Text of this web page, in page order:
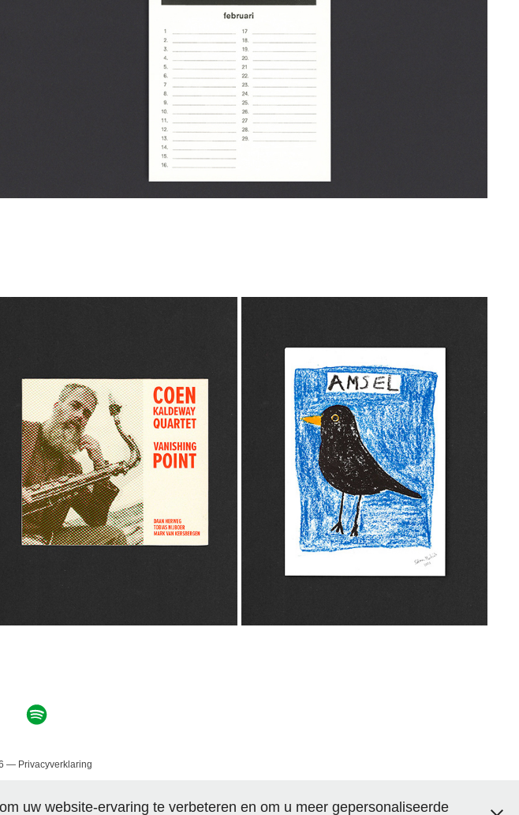
COEN KALDEWAY QUARTET
2021
AMSEL
2021
— Privacyverklaring
uw website-ervaring te verbeteren en om u meer gepersonaliseerde